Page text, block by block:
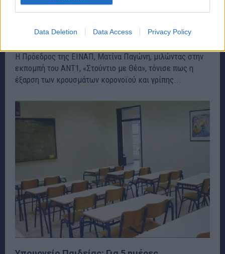
Data Deletion Data Access Privacy Policy
Παγώνη: Οι γονείς να μη στέλνουν τα παιδιά
Η Πρόεδρος της ΕΙΝΑΠ, Ματίνα Παγώνη, μιλώντας στην
εκπομπή του ΑΝΤ1, «Στούντιο με Θέα», τόνισε πως η
έξαρση των κρουσμάτων κορονοϊού και γρίπης...